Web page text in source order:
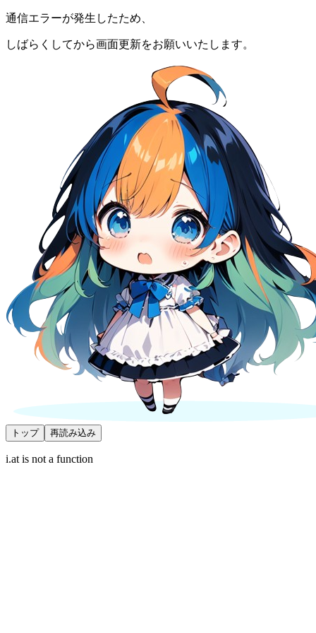
通信エラーが発生したため、
しばらくしてから画面更新をお願いいたします。
トップ 再読み込み
i.at is not a function